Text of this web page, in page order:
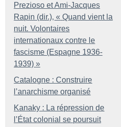
Prezioso et Ami-Jacques
Rapin (dir.), « Quand vient la
nuit. Volontaires
internationaux contre le
fascisme (Espagne 1936-
1939) »
Catalogne : Construire
l’anarchisme organisé
Kanaky : La répression de
l’État colonial se poursuit